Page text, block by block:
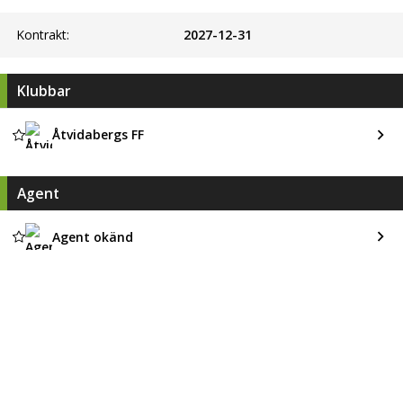
Kontrakt: 2027-12-31
Klubbar
Åtvidabergs FF
Agent
Agent okänd